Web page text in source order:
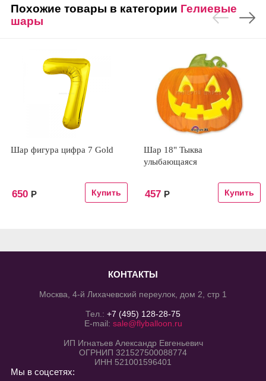
Похожие товары в категории Гелиевые
шары
Шар фигура цифра 7 Gold
650 Р
Шар 18" Тыква
улыбающаяся
457 Р
КОНТАКТЫ
Москва, 4-й Лихачевский переулок, дом 2, стр 1
Тел.: +7 (495) 128-28-75
E-mail: sale@flyballoon.ru
ИП Игнатьев Александр Евгеньевич
ОГРНИП 321527500088774
ИНН 521001596401
Мы в соцсетях: